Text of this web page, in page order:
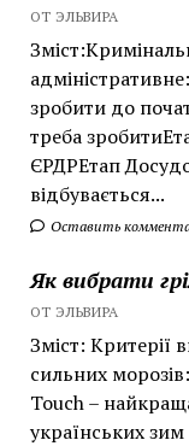
ОТ ЭЛЬВИРА
зробити до
треба
ЄРДРЕтап
відбувається...
Оставить
Як вибрати
ОТ ЭЛЬВИРА
Зміст: Критерії
сильних
Touch –
українських